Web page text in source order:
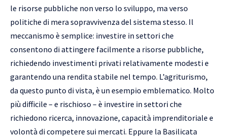
le risorse pubbliche non verso lo sviluppo, ma verso
politiche di mera sopravvivenza del sistema stesso. Il
meccanismo è semplice: investire in settori che
consentono di attingere facilmente a risorse pubbliche,
richiedendo investimenti privati relativamente modesti e
garantendo una rendita stabile nel tempo. L’agriturismo,
da questo punto di vista, è un esempio emblematico. Molto
più difficile – e rischioso – è investire in settori che
richiedono ricerca, innovazione, capacità imprenditoriale e
volontà di competere sui mercati. Eppure la Basilicata